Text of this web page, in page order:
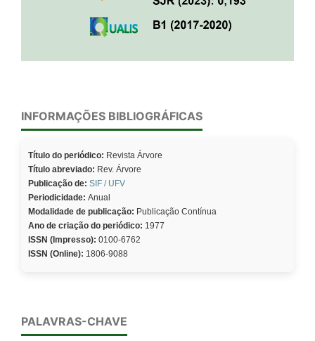
INFORMAÇÕES BIBLIOGRÁFICAS
Título do periódico: Revista Árvore
Título abreviado: Rev. Árvore
Publicação de: SIF / UFV
Periodicidade: Anual
Modalidade de publicação: Publicação Contínua
Ano de criação do periódico: 1977
ISSN (Impresso): 0100-6762
ISSN (Online): 1806-9088
PALAVRAS-CHAVE